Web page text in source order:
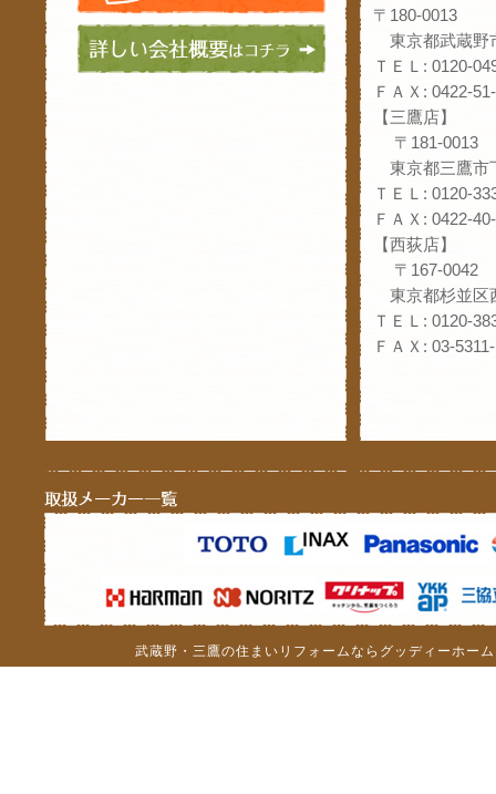
〒180-0013
東京都武蔵野
ＴＥＬ: 0120-
ＦＡＸ: 0422-
【三鷹店】
〒181-0013
東京都三鷹市
ＴＥＬ: 0120-
ＦＡＸ: 0422-
【西荻店】
〒167-0042
東京都杉並区
ＴＥＬ: 0120-
ＦＡＸ: 03-
武蔵野・三鷹の住まいリフォームならグッディーホ